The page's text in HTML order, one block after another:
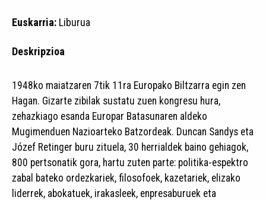
Euskarria: Liburua
Deskripzioa
1948ko maiatzaren 7tik 11ra Europako Biltzarra egin zen
Hagan. Gizarte zibilak sustatu zuen kongresu hura,
zehazkiago esanda Europar Batasunaren aldeko
Mugimenduen Nazioarteko Batzordeak. Duncan Sandys eta
Józef Retinger buru zituela, 30 herrialdek baino gehiagok,
800 pertsonatik gora, hartu zuten parte: politika-espektro
zabal bateko ordezkariek, filosofoek, kazetariek, elizako
liderrek, abokatuek, irakasleek, enpresaburuek eta